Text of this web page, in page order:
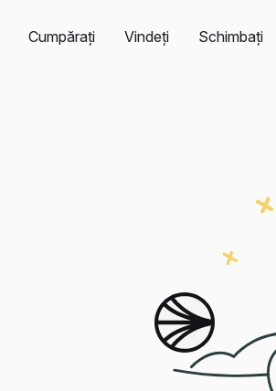
Cumpărați Vindeți Schimbați